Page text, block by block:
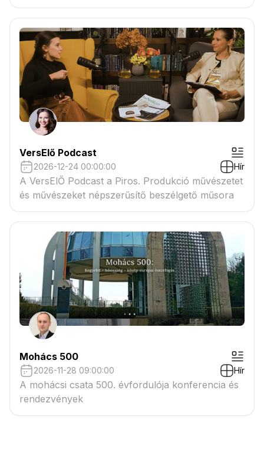
VersElő Podcast
2026-12-24 00:00:00 Hír
A VersElŐ Podcast a Piros. Produkció művészetet
és művészeket népszerűsítő beszélgető műsora
Mohács 500
2026-11-28 09:00:00 Hír
A mohácsi csata 500. évfordulója konferencia és
rendezvények